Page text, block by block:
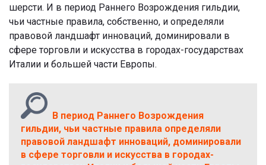
шерсти. И в период Раннего Возрождения гильдии,
чьи частные правила, собственно, и определяли
правовой ландшафт инноваций, доминировали в
сфере торговли и искусства в городах-государствах
Италии и большей части Европы.
В период Раннего Возрождения
гильдии, чьи частные правила определяли
правовой ландшафт инноваций, доминировали
в сфере торговли и искусства в городах-